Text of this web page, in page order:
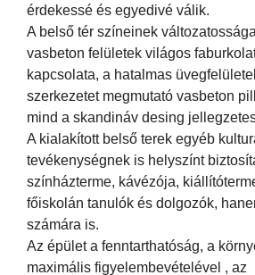
érdekessé és egyedivé válik.
A belső tér színeinek
vasbeton felületek világos
kapcsolata, a hatalmas
szerkezetet megmutató vasbeton
mind a skandináv desing
A kialakított belső terek egyéb
tevékenységnek is helyszínt
színházterme, kávézója,
főiskolán tanulók és dolgozók,
számára is.
Az épület a fenntarthatóság, a
maximális figyelembevételével , az